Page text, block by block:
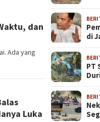
dan
Ada yang
Luka
di
PT